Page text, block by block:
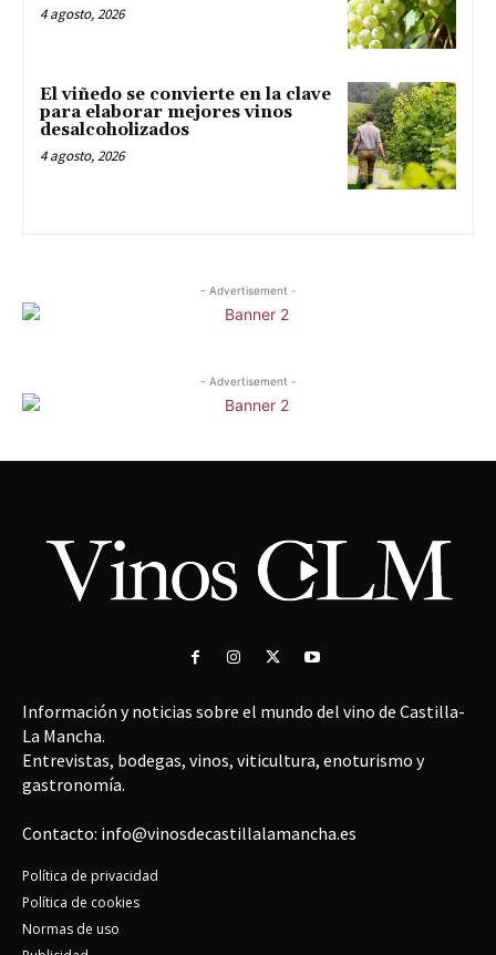
4 agosto, 2026
El viñedo se convierte en la clave
para elaborar mejores vinos
desalcoholizados
4 agosto, 2026
- Advertisement -
- Advertisement -
Información y noticias sobre el mundo del vino de Castilla-
La Mancha.
Entrevistas, bodegas, vinos, viticultura, enoturismo y
gastronomía.
Contacto: info@vinosdecastillalamancha.es
Política de privacidad
Política de cookies
Normas de uso